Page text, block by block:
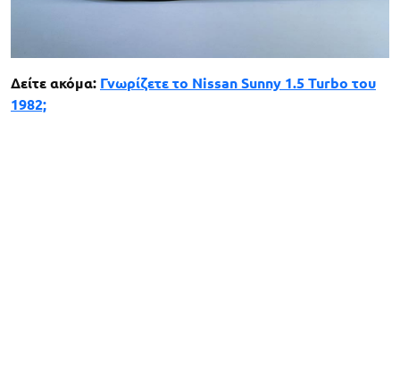
Δείτε ακόμα: Γνωρίζετε το Nissan Sunny 1.5 Turbo του
1982;